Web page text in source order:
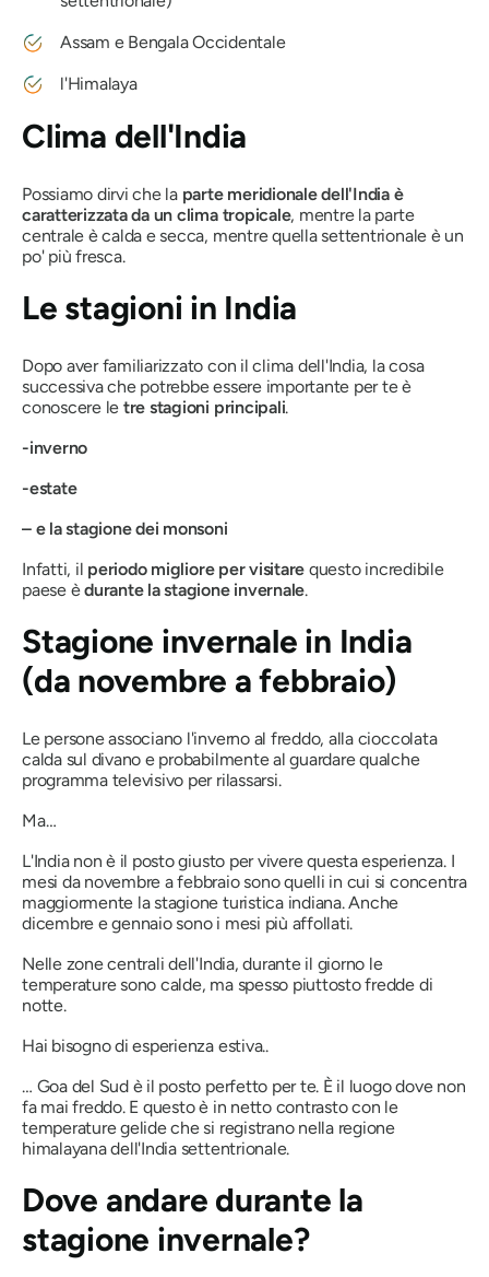
Assam e Bengala Occidentale
l'Himalaya
Clima dell'India
Possiamo dirvi che laparte meridionale dell'India è
caratterizzata da un clima tropicale, mentre la parte
centrale è calda e secca, mentre quella settentrionale è un
po' più fresca.
Le stagioni in India
Dopo aver familiarizzato con il clima dell'India, la cosa
successiva che potrebbe essere importante per te è
conoscere le tre stagioni principali.
-inverno
-estate
– e la stagione dei monsoni
Infatti, il periodo migliore per visitare questo incredibile
paese èdurante la stagione invernale.
Stagione invernale in India
(da novembre a febbraio)
Le persone associano l'inverno al freddo, alla cioccolata
calda sul divano e probabilmente al guardare qualche
programma televisivo per rilassarsi.
Ma…
L'India non è il posto giusto per vivere questa esperienza. I
mesi da novembre a febbraio sono quelli in cui si concentra
maggiormente la stagione turistica indiana. Anche
dicembre e gennaio sono i mesi più affollati.
Nelle zone centrali dell'India, durante il giorno le
temperature sono calde, ma spesso piuttosto fredde di
notte.
Hai bisogno di esperienza estiva..
… Goa del Sud è il posto perfetto per te. È il luogo dove non
fa mai freddo. E questo è in netto contrasto con le
temperature gelide che si registrano nella regione
himalayana dell'India settentrionale.
Dove andare durante la
stagione invernale?